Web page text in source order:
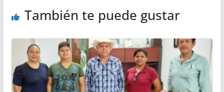
También te puede gustar